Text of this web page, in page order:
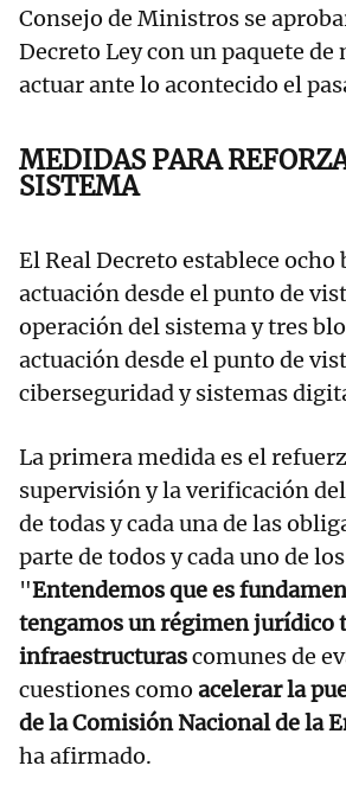
Consejo de Ministros se
Decreto Ley con un paquete de
actuar ante lo acontecido el
MEDIDAS PARA
SISTEMA
El Real Decreto establece ocho
actuación desde el punto de
operación del sistema y tres
actuación desde el punto de
ciberseguridad y sistemas
La primera medida es el
supervisión y la verificación
de todas y cada una de las
parte de todos y cada uno de
"Entendemos que es
tengamos un régimen jurídico
infraestructurascomunes de
cuestiones como acelerar la
de la Comisión Nacional de la
ha afirmado.